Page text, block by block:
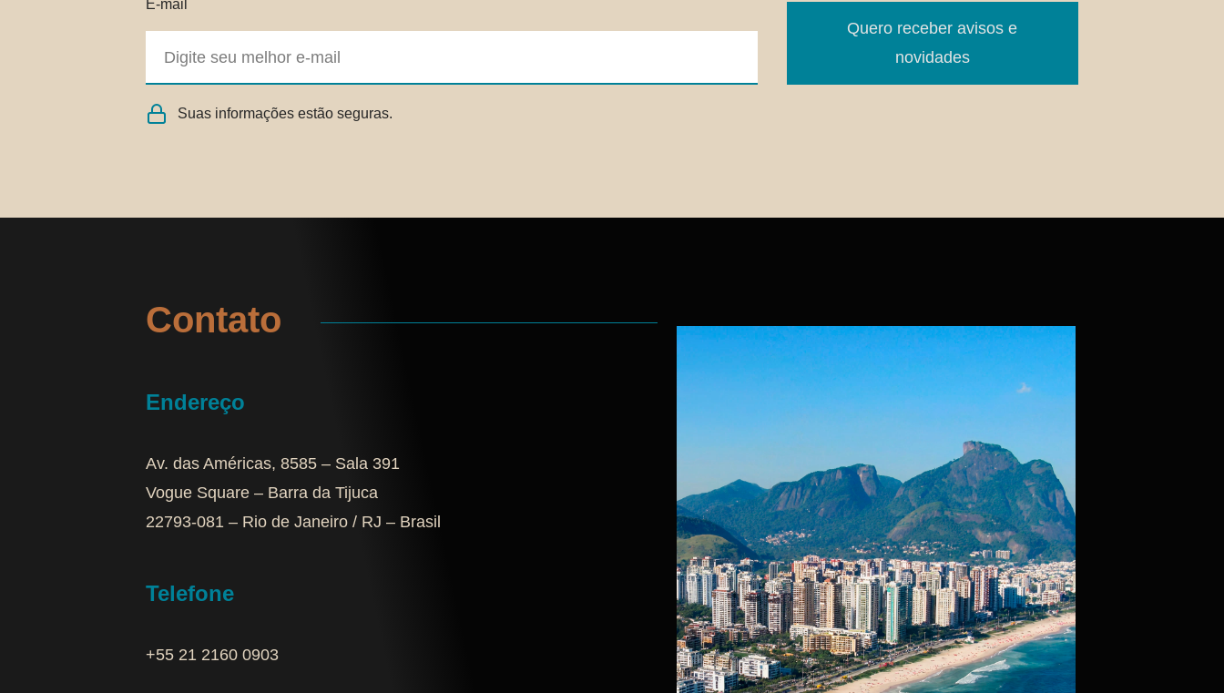
E-mail
Quero receber avisos e
novidades
Suas informações estão seguras.
Contato
Endereço
Av. das Américas, 8585 – Sala 391
Vogue Square – Barra da Tijuca
22793-081 – Rio de Janeiro / RJ – Brasil
Telefone
+55 21 2160 0903‬